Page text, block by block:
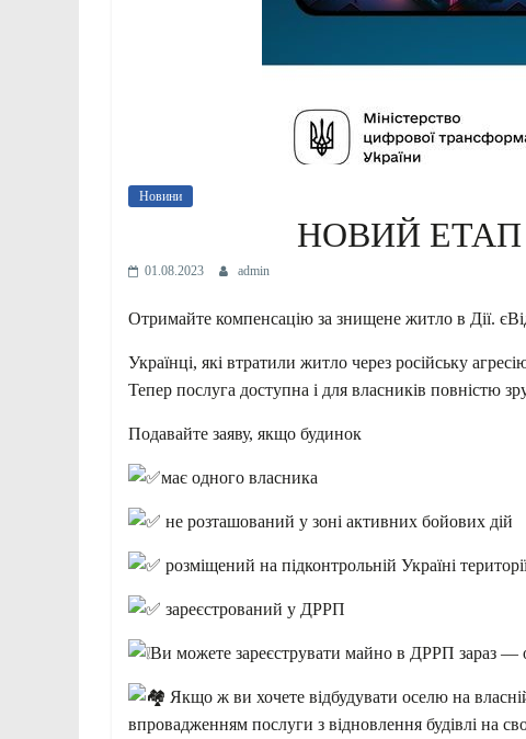
Новини
НОВИЙ
01.08.2023 admin
Отримайте компенсацію за знищене житло в Дії.
Українці, які втратили житло через російську
Тепер послуга доступна і для власників повністю
Подавайте заяву, якщо будинок
має одного власника
не розташований у зоні активних бойових дій
розміщений на підконтрольній Україні
зареєстрований у ДРРП
Ви можете зареєструвати майно в ДРРП зараз
Якщо ж ви хочете відбудувати оселю на
впровадженням послуги з відновлення будівлі на